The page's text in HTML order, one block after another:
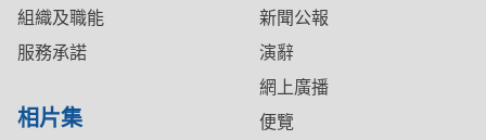
組織及職能
服務承諾
相片集
新聞公報
演辭
網上廣播
便覽